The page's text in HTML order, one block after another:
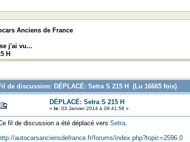
Anciens de France
j'ai vu...
H
de discussion: DÉPLACÉ: Setra S 215 H (Lu 16665 fois)
DÉPLACÉ: Setra S 215 H
« le:03 Janvier 2014 à 09:41:58 »
fil de discussion a été déplacé vers Setra.
autocarsanciensdefrance.fr/forums/index.php?topic=2596.0